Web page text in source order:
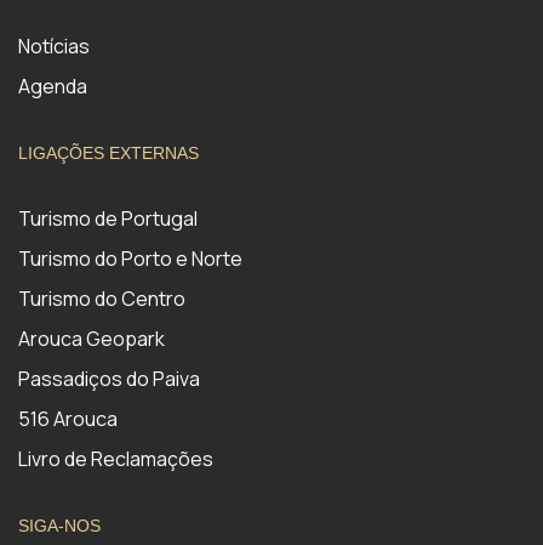
Notícias
Agenda
LIGAÇÕES EXTERNAS
Turismo de Portugal
Turismo do Porto e Norte
Turismo do Centro
Arouca Geopark
Passadiços do Paiva
516 Arouca
Livro de Reclamações
SIGA-NOS